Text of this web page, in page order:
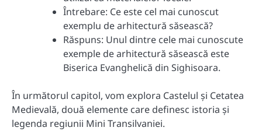
Întrebare: Ce este cel mai cunoscut
exemplu de arhitectură săsească?
Răspuns: Unul dintre cele mai cunoscute
exemple de arhitectură săsească este
Biserica Evanghelică din Sighisoara.
În următorul capitol, vom explora Castelul și Cetatea
Medievală, două elemente care definesc istoria și
legenda regiunii Mini Transilvaniei.